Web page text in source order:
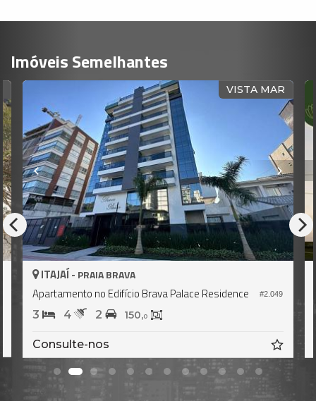
Imóveis Semelhantes
VISTA MAR
#2.049
ITAJAÍ - PRAIA BRAVA
Apartamento no Edifício Brava Palace Residence
3 4 2 150,0
Consulte-nos